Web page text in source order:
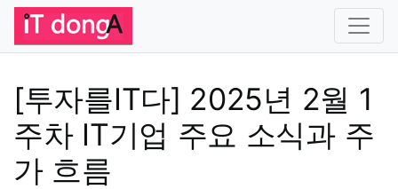
[투자를IT다] 2025년 2월 1
주차 IT기업 주요 소식과 주
가 흐름